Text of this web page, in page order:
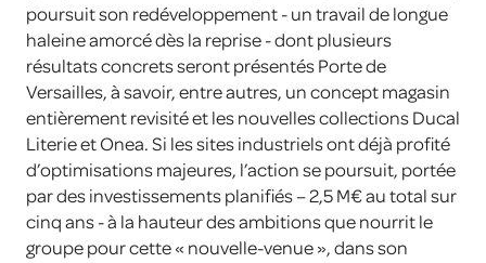
poursuit son redéveloppement - un travail de longue
haleine amorcé dès la reprise - dont plusieurs
résultats concrets seront présentés Porte de
Versailles, à savoir, entre autres, un concept magasin
entièrement revisité et les nouvelles collections Ducal
Literie et Onea. Si les sites industriels ont déjà profité
d’optimisations majeures, l’action se poursuit, portée
par des investissements planifiés – 2,5 M€ au total sur
cinq ans - à la hauteur des ambitions que nourrit le
groupe pour cette « nouvelle-venue », dans son